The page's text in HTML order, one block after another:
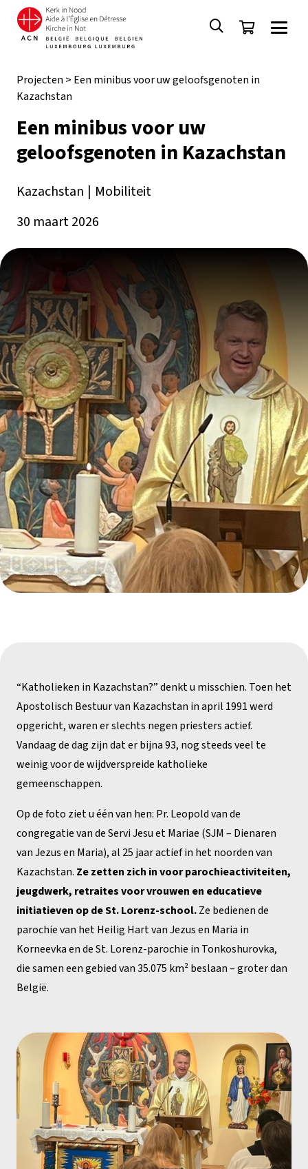
Projecten > Een minibus voor uw geloofsgenoten in
Kazachstan
Een minibus voor uw
geloofsgenoten in Kazachstan
Kazachstan | Mobiliteit
30 maart 2026
“Katholieken in Kazachstan?” denkt u misschien. Toen het
Apostolisch Bestuur van Kazachstan in april 1991 werd
opgericht, waren er slechts negen priesters actief.
Vandaag de dag zijn dat er bijna 93, nog steeds veel te
weinig voor de wijdverspreide katholieke
gemeenschappen.
Op de foto ziet u één van hen: Pr. Leopold van de
congregatie van de Servi Jesu et Mariae (SJM – Dienaren
van Jezus en Maria), al 25 jaar actief in het noorden van
Kazachstan. Ze zetten zich in voor parochieactiviteiten,
jeugdwerk, retraites voor vrouwen en educatieve
initiatieven op de St. Lorenz-school.Ze bedienen de
parochie van het Heilig Hart van Jezus en Maria in
Korneevka en de St. Lorenz-parochie in Tonkoshurovka,
die samen een gebied van 35.075 km² beslaan – groter dan
België.